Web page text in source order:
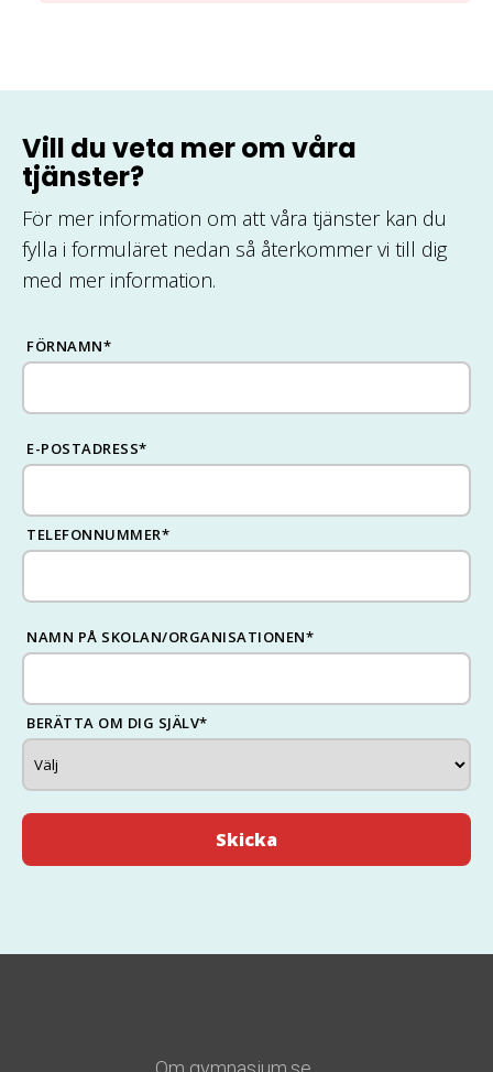
Vill du veta mer om våra
tjänster?
För mer information om att våra tjänster kan du
fylla i formuläret nedan så återkommer vi till dig
med mer information.
FÖRNAMN*
E-POSTADRESS*
TELEFONNUMMER*
NAMN PÅ SKOLAN/ORGANISATIONEN*
BERÄTTA OM DIG SJÄLV*